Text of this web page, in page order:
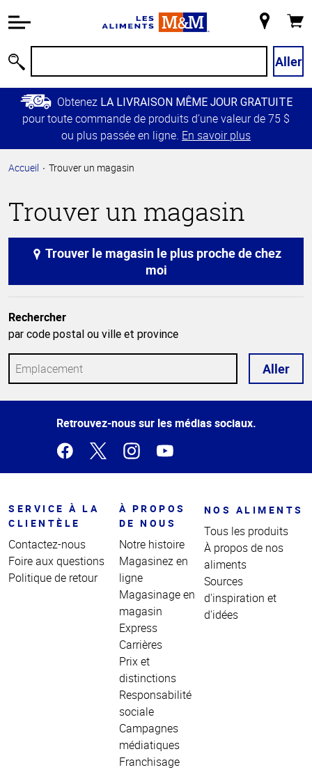
relative à
Passer
contenu
principal
Retour à
principale
magasin
Aller
Obtenez LA LIVRAISON MÊME JOUR GRATUITE
pour toute commande de produits d’une valeur de 75 $
ou plus passée en ligne. En savoir plus
Accueil Trouver un magasin
Trouver un magasin
moi
Rechercher
par code postal ou ville et province
Aller
Retrouvez-nous sur les médias sociaux.
SERVICE À LA
CLIENTÈLE
Contactez-nous
Foire aux questions
Politique de retour
À PROPOS
DE NOUS
Notre histoire
Magasinez en
ligne
Magasinage en
magasin
Express
Carrières
Prix et
distinctions
Responsabilité
sociale
Campagnes
médiatiques
Franchisage
NOS ALIMENTS
Tous les produits
À propos de nos
aliments
Sources
d'inspiration et
d'idées